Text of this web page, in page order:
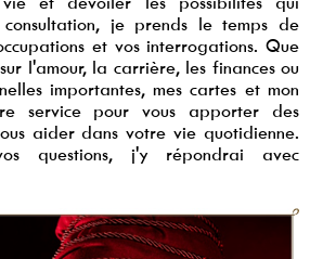
je prends le temps de
et vos interrogations. Que
l'amour, la carrière, les finances ou
importantes, mes cartes et mon
service pour vous apporter des
aider dans votre vie quotidienne.
questions, j'y répondrai avec